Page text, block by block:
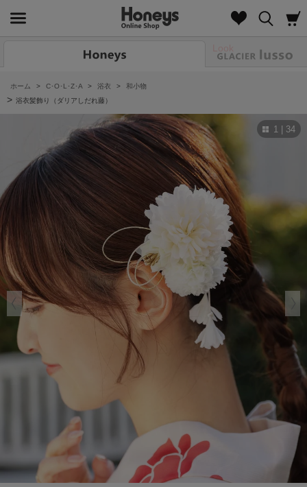
ホーム > C･O･L･Z･A > 浴衣 > 和小物
> 浴衣髪飾り（ダリアしだれ藤）
1 | 34